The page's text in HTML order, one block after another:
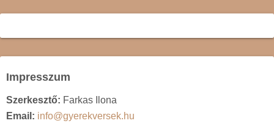
Impresszum
Szerkesztő: Farkas Ilona
Email: info@gyerekversek.hu